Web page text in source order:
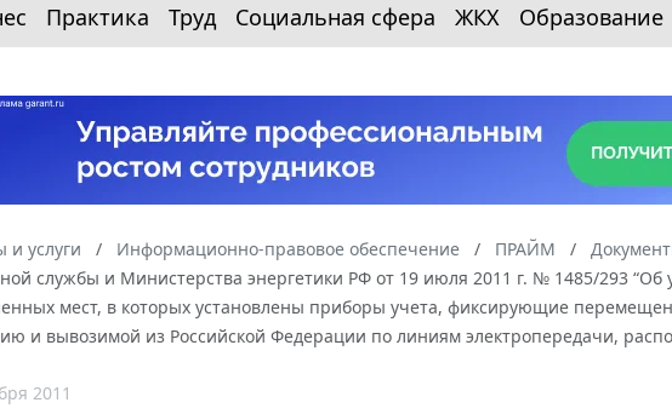
Практика Труд Социальная сфера ЖКХ Образование
и услуги Информационно-правовое обеспечение ПРАЙМ
службы и Министерства энергетики РФ от 19 июля 2011 г. № 1485/293 “Об
мест, в которых установлены приборы учета, фиксирующие
и вывозимой из Российской Федерации по линиям электропередачи,
2011